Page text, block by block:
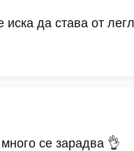
да става от
се зарадва 👌